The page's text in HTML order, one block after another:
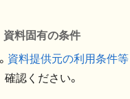
資料固有の条件
資料提供元の利用条件等
確認ください。